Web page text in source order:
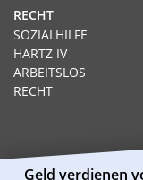
RECHT
SOZIALHILFE
HARTZ IV
ARBEITSLOS
RECHT
Geld verdienen